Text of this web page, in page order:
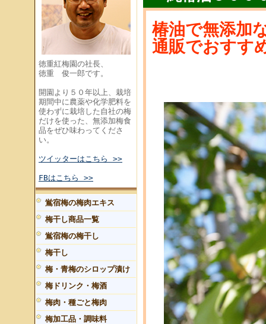
徳重紅梅園の社長、
徳重 俊一郎です。
開園より５０年以上、栽培
期間中に農薬や化学肥料を
使わずに栽培した自社の梅
だけを使った、無添加梅食
品をぜひ味わってくださ
い。
ツイッターはこちら >>
FBはこちら >>
鴬宿梅の梅肉エキス
梅干し商品一覧
鴬宿梅の梅干し
梅干し
梅・青梅のシロップ漬け
梅ドリンク・梅酒
梅肉・種ごと梅肉
梅加工品・調味料
椿油で無添加
通販でおすす